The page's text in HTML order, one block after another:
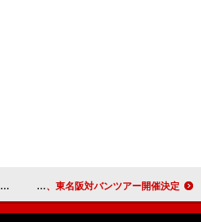
hitomi×Nikoん、東名阪対バンツアー開催決定